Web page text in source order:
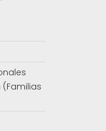
(Familias